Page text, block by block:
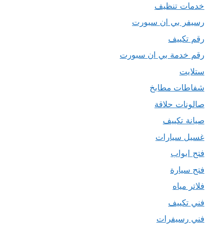
خدمات تنظيف
رسيفر بي ان سبورت
رقم تكييف
رقم خدمة بي ان سبورت
ستلايت
شفاطات مطابخ
صالونات حلاقة
صيانة تكييف
غسيل سيارات
فتح ابواب
فتح سيارة
فلاتر مياه
فني تكييف
فني رسيفرات